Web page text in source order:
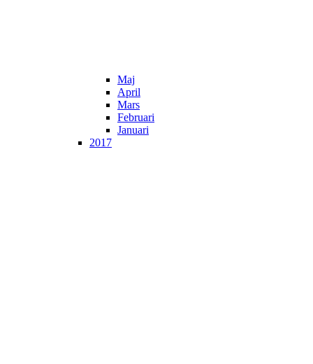
Maj
April
Mars
Februari
Januari
2017